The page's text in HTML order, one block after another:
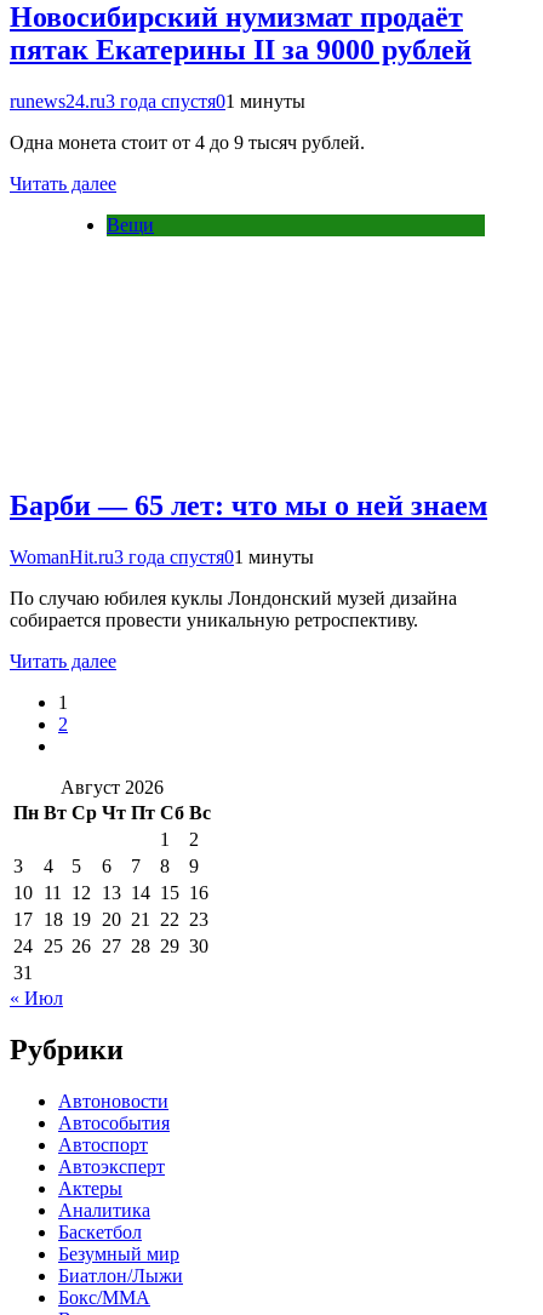
Новосибирский нумизмат продаёт
пятак Екатерины II за 9000 рублей
runews24.ru3 года спустя01 минуты
Одна монета стоит от 4 до 9 тысяч рублей.
Читать далее
Вещи
Барби — 65 лет: что мы о ней знаем
WomanHit.ru3 года спустя01 минуты
По случаю юбилея куклы Лондонский музей дизайна
собирается провести уникальную ретроспективу.
Читать далее
1
2
Август 2026
Пн Вт Ср Чт Пт Сб Вс
1
2
3
4 5 6 7 8
9
10 11 12 13 14 15 16
17 18 19 20 21 22 23
24 25 26 27 28 29 30
31
« Июл
Рубрики
Автоновости
Автособытия
Автоспорт
Автоэксперт
Актеры
Аналитика
Баскетбол
Безумный мир
Биатлон/Лыжи
Бокс/MMA